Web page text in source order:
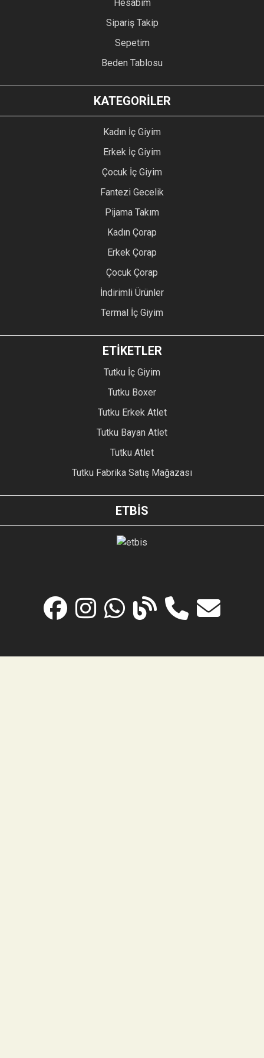
Hesabım
Sipariş Takip
Sepetim
Beden Tablosu
KATEGORİLER
Kadın İç Giyim
Erkek İç Giyim
Çocuk İç Giyim
Fantezi Gecelik
Pijama Takım
Kadın Çorap
Erkek Çorap
Çocuk Çorap
İndirimli Ürünler
Termal İç Giyim
ETİKETLER
Tutku İç Giyim
Tutku Boxer
Tutku Erkek Atlet
Tutku Bayan Atlet
Tutku Atlet
Tutku Fabrika Satış Mağazası
ETBİS